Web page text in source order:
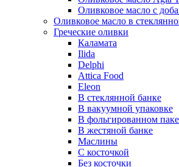
Оливковое масло с
Оливковое масло в
Греческие оливки
Каламата
Ilida
Delphi
Attica Food
Eleon
В стеклянной банке
В вакуумной упаковке
В фольгированном
В жестяной банке
Маслины
С косточкой
Без косточки